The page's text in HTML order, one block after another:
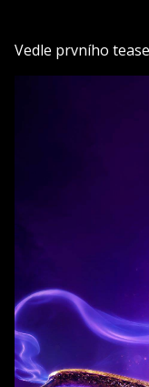
Vedle prvního